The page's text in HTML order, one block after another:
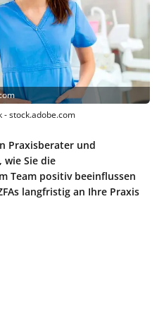
- stock.adobe.com
Praxisberater und
wie Sie die
Team positiv beeinflussen
langfristig an Ihre Praxis